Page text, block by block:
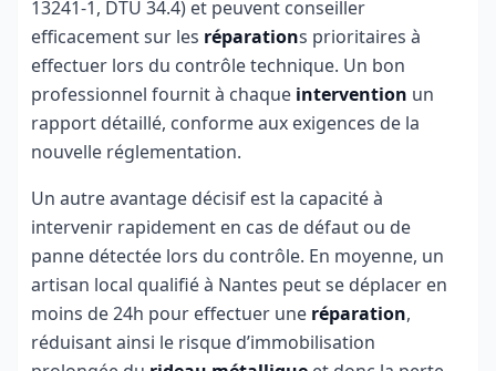
13241-1, DTU 34.4) et peuvent conseiller
efficacement sur les réparations prioritaires à
effectuer lors du contrôle technique. Un bon
professionnel fournit à chaque intervention un
rapport détaillé, conforme aux exigences de la
nouvelle réglementation.
Un autre avantage décisif est la capacité à
intervenir rapidement en cas de défaut ou de
panne détectée lors du contrôle. En moyenne, un
artisan local qualifié à Nantes peut se déplacer en
moins de 24h pour effectuer une réparation,
réduisant ainsi le risque d’immobilisation